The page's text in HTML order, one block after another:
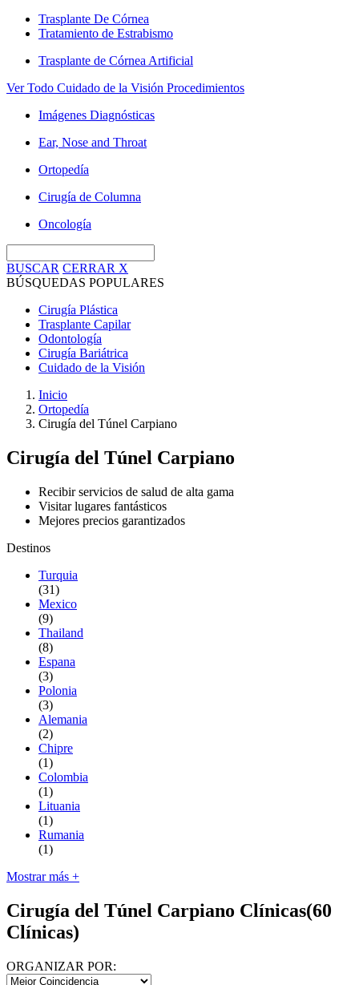
Trasplante De Córnea
Tratamiento de Estrabismo
Trasplante de Córnea Artificial
Ver Todo Cuidado de la Visión Procedimientos
Imágenes Diagnósticas
Ear, Nose and Throat
Ortopedía
Cirugía de Columna
Oncología
BUSCAR CERRAR X
BÚSQUEDAS POPULARES
Cirugía Plástica
Trasplante Capilar
Odontología
Cirugía Bariátrica
Cuidado de la Visión
Inicio
Ortopedía
Cirugía del Túnel Carpiano
Cirugía del Túnel Carpiano
Recibir servicios de salud de alta gama
Visitar lugares fantásticos
Mejores precios garantizados
Destinos
Turquia
(31)
Mexico
(9)
Thailand
(8)
Espana
(3)
Polonia
(3)
Alemania
(2)
Chipre
(1)
Colombia
(1)
Lituania
(1)
Rumania
(1)
Mostrar más +
Cirugía del Túnel Carpiano Clínicas(60
Clínicas)
ORGANIZAR POR: